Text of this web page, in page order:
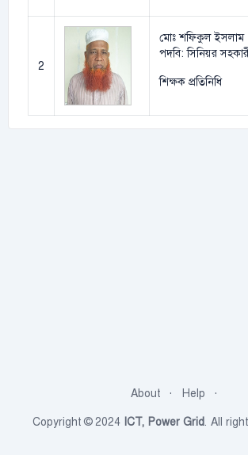
2
মোঃ শফিকুল ইসলাম
পদবি: সিনিয়র
শিক্ষক প্রতিনিধি
About
Help
Copyright © 2024 ICT, Power Grid. All